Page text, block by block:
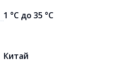
1 °C до 35 °C
Китай